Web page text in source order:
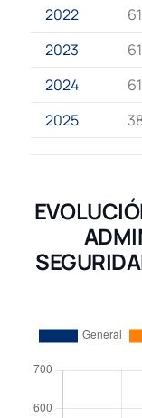
2022
2023
2024
2025